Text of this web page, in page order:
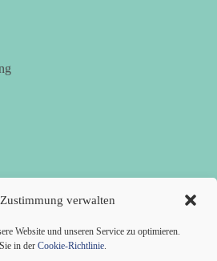
verwalten
Website und unseren Service zu optimieren.
in der Cookie-Richtlinie.
Deutschland in Bayern e.V.
3365 31